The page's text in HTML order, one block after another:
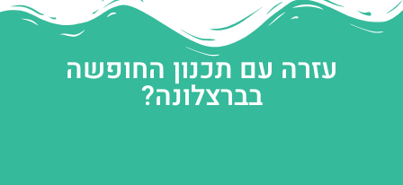
עזרה עם תכנון החופשה
בברצלונה?